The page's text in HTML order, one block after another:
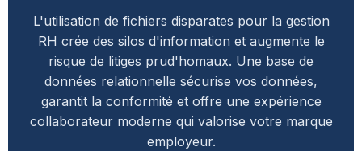
L'utilisation de fichiers disparates pour la gestion
RH crée des silos d'information et augmente le
risque de litiges prud'homaux. Une base de
données relationnelle sécurise vos données,
garantit la conformité et offre une expérience
collaborateur moderne qui valorise votre marque
employeur.